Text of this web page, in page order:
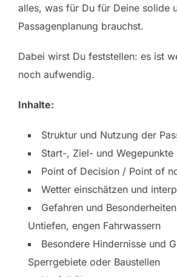
alles, was für Du für Deine solide
Passagenplanung brauchst.
Dabei wirst Du feststellen: es ist
noch aufwendig.
Inhalte:
Struktur und Nutzung der
Start-, Ziel- und Wegepunkte
Point of Decision / Point of
Wetter einschätzen und
Gefahren und
Untiefen, engen Fahrwassern
Besondere Hindernisse und
Sperrgebiete oder Baustellen